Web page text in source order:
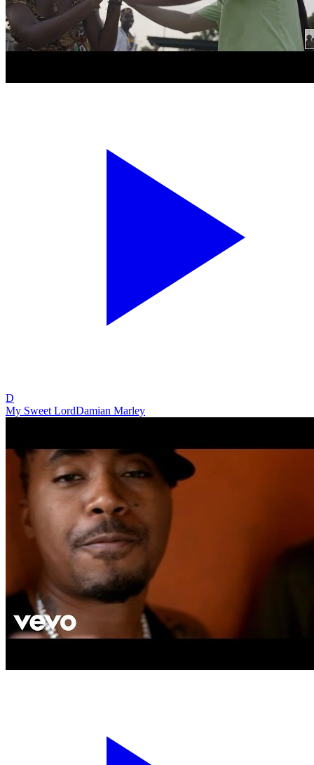
D
My Sweet LordDamian Marley